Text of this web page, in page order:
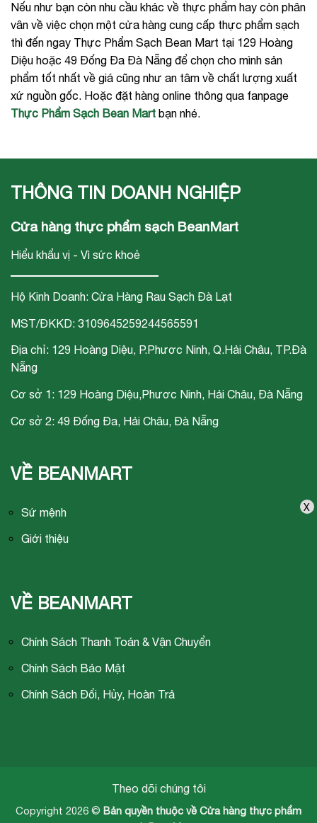
Nếu như bạn còn nhu cầu khác về thực phẩm hay còn phân
vân về việc chọn một cửa hàng cung cấp thực phẩm sạch
thì đến ngay Thực Phẩm Sạch Bean Mart tại 129 Hoàng
Diệu hoặc 49 Đống Đa Đà Nẵng để chọn cho mình sản
phẩm tốt nhất về giá cũng như an tâm về chất lượng xuất
xứ nguồn gốc. Hoặc đặt hàng online thông qua fanpage
Thực Phẩm Sạch Bean Mart bạn nhé.
X
THÔNG TIN DOANH NGHIỆP
Cửa hàng thực phẩm sạch BeanMart
Hiểu khẩu vị - Vì sức khoẻ
Hộ Kinh Doanh: Cửa Hàng Rau Sạch Đà Lạt
MST/ĐKKD: 3109645259244565591
Địa chỉ: 129 Hoàng Diệu, P.Phươc Ninh, Q.Hải Châu, TP.Đà
Nẵng
Cơ sở 1: 129 Hoàng Diệu,Phươc Ninh, Hải Châu, Đà Nẵng
Cơ sở 2: 49 Đống Đa, Hải Châu, Đà Nẵng
VỀ BEANMART
Sứ mệnh
Giới thiệu
VỀ BEANMART
Chính Sách Thanh Toán & Vận Chuyển
Chính Sách Bảo Mật
Chính Sách Đổi, Hủy, Hoàn Trả
Theo dõi chúng tôi
Copyright 2026 © Bản quyền thuộc về Cửa hàng thực phẩm